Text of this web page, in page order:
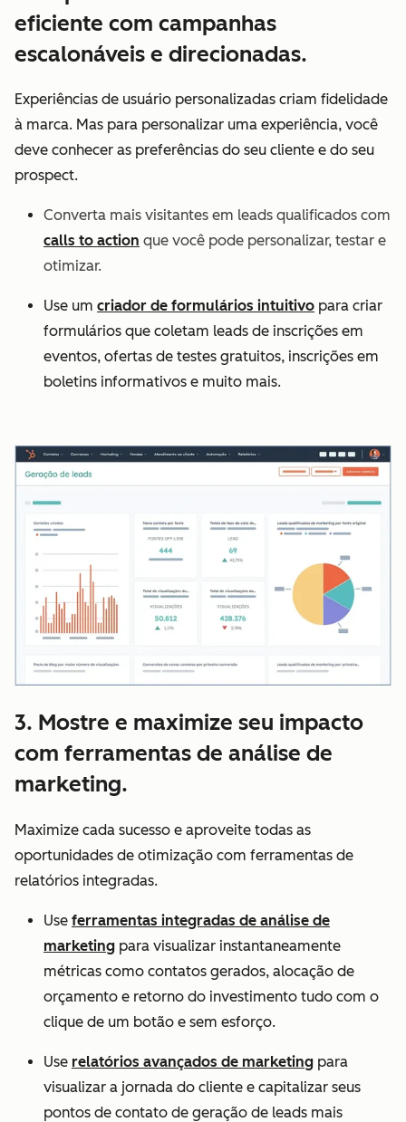
eficiente com campanhas
escalonáveis e direcionadas.
Experiências de usuário personalizadas criam fidelidade
à marca. Mas para personalizar uma experiência, você
deve conhecer as preferências do seu cliente e do seu
prospect.
Converta mais visitantes em leads qualificados com
calls to action que você pode personalizar, testar e
otimizar.
Use um criador de formulários intuitivo para criar
formulários que coletam leads de inscrições em
eventos, ofertas de testes gratuitos, inscrições em
boletins informativos e muito mais.
3. Mostre e maximize seu impacto
com ferramentas de análise de
marketing.
Maximize cada sucesso e aproveite todas as
oportunidades de otimização com ferramentas de
relatórios integradas.
Use ferramentas integradas de análise de
marketing para visualizar instantaneamente
métricas como contatos gerados, alocação de
orçamento e retorno do investimento tudo com o
clique de um botão e sem esforço.
Use relatórios avançados de marketing para
visualizar a jornada do cliente e capitalizar seus
pontos de contato de geração de leads mais